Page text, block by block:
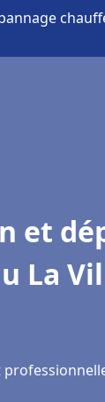
et
La